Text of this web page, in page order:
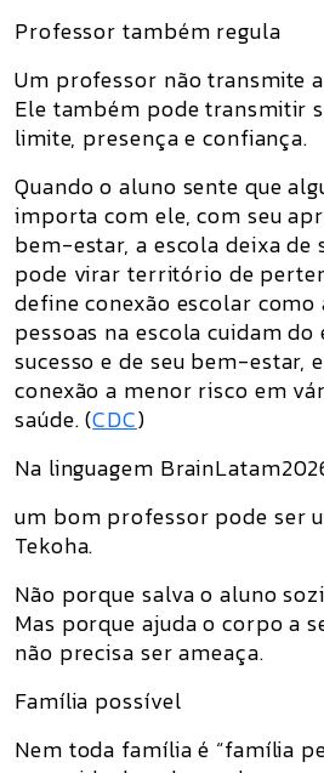
Professor também regula
Um professor não transmite
Ele também pode transmitir
limite, presença e confiança.
Quando o aluno sente que
importa com ele, com seu
bem-estar, a escola deixa de
pode virar território de
define conexão escolar como
pessoas na escola cuidam do
sucesso e de seu bem-estar,
conexão a menor risco em
saúde. (CDC)
Na linguagem
um bom professor pode ser
Tekoha.
Não porque salva o aluno
Mas porque ajuda o corpo a
não precisa ser ameaça.
Família possível
Nem toda família é “família